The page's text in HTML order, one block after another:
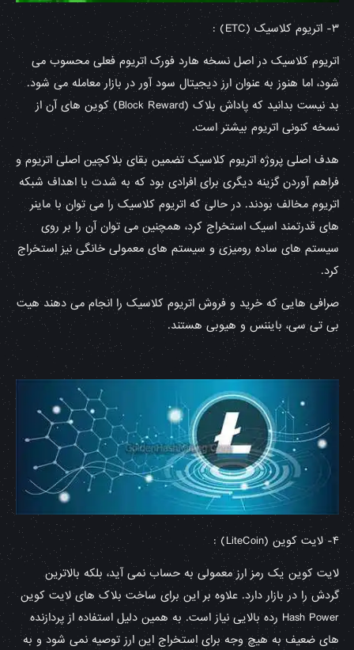
۳- اتریوم کلاسیک (ETC) :
اتریوم کلاسیک در اصل نسخه هارد فورک اتریوم فعلی محسوب می
شود، اما هنوز به عنوان ارز دیجیتال سود آور در بازار معامله می شود.
بد نیست بدانید که پاداش بلاک (Block Reward) کوین های آن از
نسخه کنونی اتریوم بیشتر است.
هدف اصلی پروژه اتریوم کلاسیک تضمین بقای بلاکچین اصلی اتریوم و
فراهم آوردن گزینه دیگری برای افرادی بود که به شدت با اهداف شبکه
اتریوم مخالف بودند. در حالی که اتریوم کلاسیک را می توان با ماینر
های قدرتمند اسیک استخراج کرد، همچنین می توان آن را بر روی
سیستم های ساده رومیزی و سیستم های معمولی خانگی نیز استخراج
کرد.
صرافی هایی که خرید و فروش اتریوم کلاسیک را انجام می دهند هیت
بی تی سی، بایننس و هیوبی هستند.
۴- لایت کوین (LiteCoin) :
لایت کوین یک رمز ارز معمولی به حساب نمی آید، بلکه بالاترین
گردش را در بازار دارد. علاوه بر این برای ساخت بلاک های لایت کوین
Hash Power رده بالایی نیاز است. به همین دلیل استفاده از پردازنده
های ضعیف به هیچ وجه برای استخراج این ارز توصیه نمی شود و به